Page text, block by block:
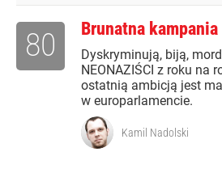
Brunatna kampania
Dyskryminują, biją,
NEONAZIŚCI z roku na
ostatnią ambicją jest
w europarlamencie.
80
Kamil Nadolski